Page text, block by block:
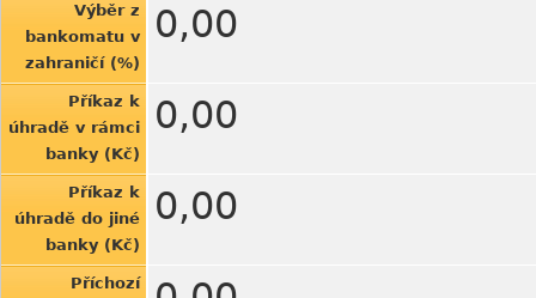
Výběr z
bankomatu v
zahraničí (%)
0,00
Příkaz k
úhradě v rámci
banky (Kč)
0,00
Příkaz k
úhradě do jiné
banky (Kč)
0,00
Příchozí